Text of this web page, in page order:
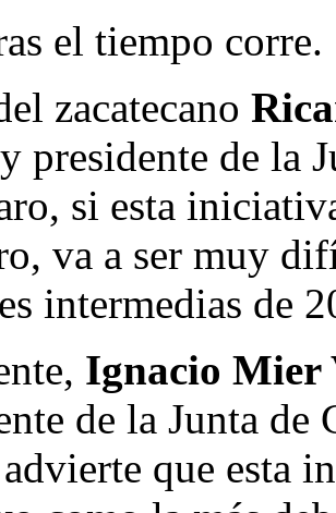
el tiempo corre.
zacatecano
presidente de la
si esta
va a ser muy
intermedias de
Ignacio Mier
de la Junta
que esta